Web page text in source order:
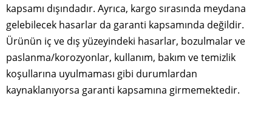
kapsamı dışındadır. Ayrıca, kargo sırasında meydana
gelebilecek hasarlar da garanti kapsamında değildir.
Ürünün iç ve dış yüzeyindeki hasarlar, bozulmalar ve
paslanma/korozyonlar, kullanım, bakım ve temizlik
koşullarına uyulmaması gibi durumlardan
kaynaklanıyorsa garanti kapsamına girmemektedir.